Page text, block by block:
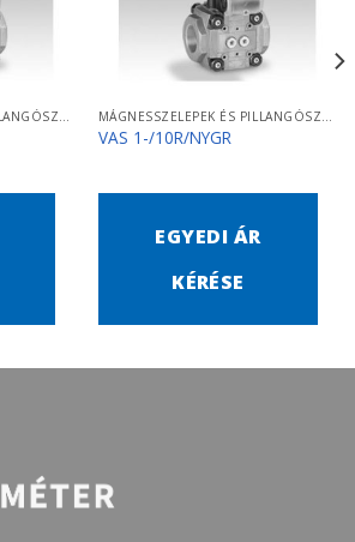
VAS 1-/10R/NYGR
EGYEDI ÁR
KÉRÉSE